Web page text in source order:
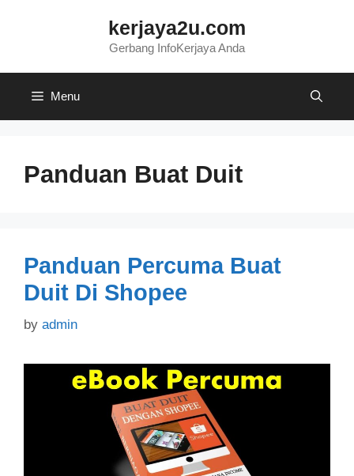
kerjaya2u.com
Gerbang InfoKerjaya Anda
Menu
Panduan Buat Duit
Panduan Percuma Buat
Duit Di Shopee
by admin